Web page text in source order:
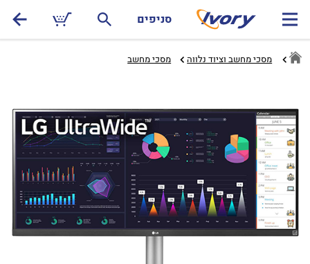
סניפים
מסכי מחשב וציוד נלווה מסכי מחשב‏